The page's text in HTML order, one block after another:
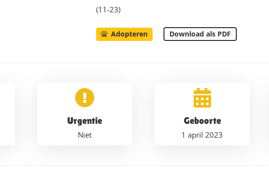
(11-23)
Adopteren Download als PDF
Urgentie
Niet
Geboorte
1 april 2023